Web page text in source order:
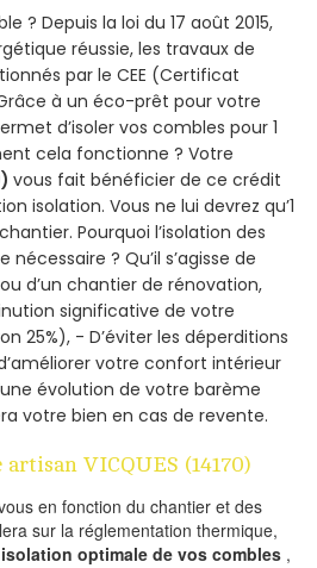
? Depuis la loi du 17 août 2015,
réussie, les travaux de
par le CEE (Certificat
à un éco-prêt pour votre
d’isoler vos combles pour 1
cela fonctionne ? Votre
vous fait bénéficier de ce crédit
isolation. Vous ne lui devrez qu’1
Pourquoi l’isolation des
nécessaire ? Qu’il s’agisse de
d’un chantier de rénovation,
significative de votre
25%), - D’éviter les déperditions
votre confort intérieur
évolution de votre barème
votre bien en cas de revente.
VICQUES (14170)
en fonction du chantier et des
sur la réglementation thermique,
isolation optimale de vos combles ,